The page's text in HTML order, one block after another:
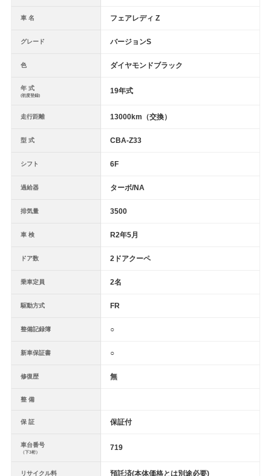
車 名 フェアレディ Z
グレード バージョンS
色 ダイヤモンドブラック
年 式
(初度登録)
19年式
走行距離 13000km（交換）
型 式 CBA-Z33
シフト 6F
過給器 ターボ/NA
排気量 3500
車 検 R2年5月
ドア数 2ドアクーペ
乗車定員 2名
駆動方式 FR
整備記録簿 ○
新車保証書 ○
修復歴 無
整 備
保 証 保証付
車台番号
（下3桁）
719
リサイクル料 預託済(本体価格とは別途必要)